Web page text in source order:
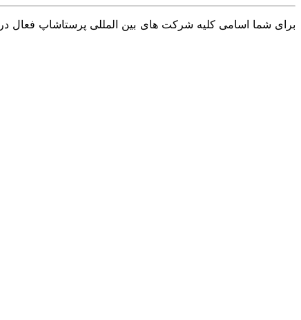
برای شما اسامی کلیه شرکت های بین المللی پرستاشاپ فعال در